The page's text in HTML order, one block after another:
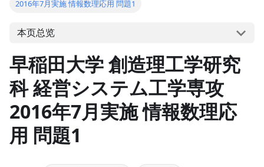
2016年7月実施 情報数理応用 問題1
本页总览
早稲田大学 創造理工学研究
科 経営システム工学専攻
2016年7月実施 情報数理応
用 問題1